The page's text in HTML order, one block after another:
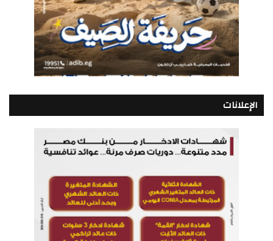
الإعلانات